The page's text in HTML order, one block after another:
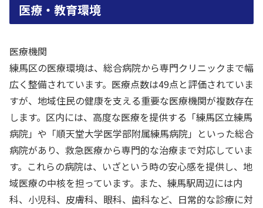
医療・教育環境
医療機関
練馬区の医療環境は、総合病院から専門クリニックまで幅
広く整備されています。医療点数は49点と評価されていま
すが、地域住民の健康を支える重要な医療機関が複数存在
します。区内には、高度な医療を提供する「練馬区立練馬
病院」や「順天堂大学医学部附属練馬病院」といった総合
病院があり、救急医療から専門的な治療まで対応していま
す。これらの病院は、いざという時の安心感を提供し、地
域医療の中核を担っています。また、練馬駅周辺には内
科、小児科、皮膚科、眼科、歯科など、日常的な診療に対